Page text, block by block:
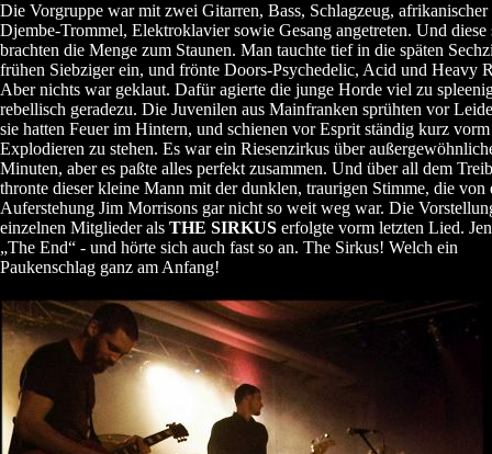
Die Vorgruppe war mit zwei Gitarren, Bass, Schlagzeug, afrikanischer
Djembe-Trommel, Elektroklavier sowie Gesang angetreten. Und diese
brachten die Menge zum Staunen. Man tauchte tief in die späten
frühen Siebziger ein, und frönte Doors-Psychedelic, Acid und Heavy
Aber nichts war geklaut. Dafür agierte die junge Horde viel zu
rebellisch geradezu. Die Juvenilen aus Mainfranken sprühten vor
sie hatten Feuer im Hintern, und schienen vor Esprit ständig kurz vorm
Explodieren zu stehen. Es war ein Riesenzirkus über
Minuten, aber es paßte alles perfekt zusammen. Und über all dem
thronte dieser kleine Mann mit der dunklen, traurigen Stimme, die von
Auferstehung Jim Morrisons gar nicht so weit weg war. Die
einzelnen Mitglieder als THE SIRKUS erfolgte vorm letzten Lied.
„The End“ - und hörte sich auch fast so an. The Sirkus! Welch ein
Paukenschlag ganz am Anfang!